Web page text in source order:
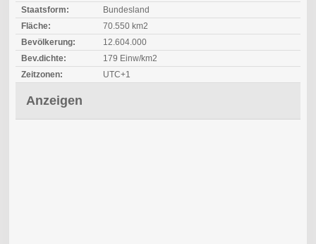
Staatsform:
Bundesland
Fläche:
70.550 km2
Bevölkerung:
12.604.000
Bev.dichte:
179 Einw/km2
Zeitzonen:
UTC+1
Anzeigen